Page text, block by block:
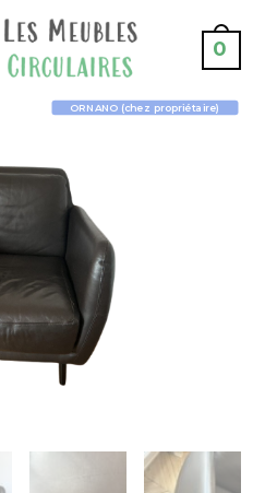
0
ORNANO (chez propriétaire)